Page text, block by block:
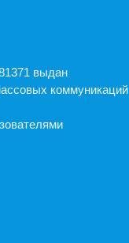
выдан
коммуникаций